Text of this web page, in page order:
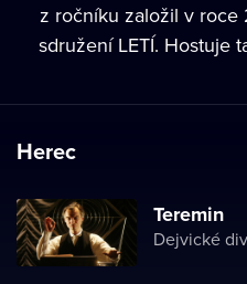
z ročníku založil v roce
sdružení LETÍ. Hostuje
Herec
Teremin
Dejvické